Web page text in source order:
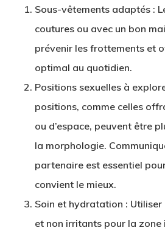
Sous-vêtements adaptés:
coutures ou avec un bon
prévenir les frottements et
optimal au quotidien.
Positions sexuelles à
positions, comme celles
ou d’espace, peuvent être
la morphologie.
partenaire est essentiel
convient le mieux.
Soin et hydratation :
et non irritants pour la zone